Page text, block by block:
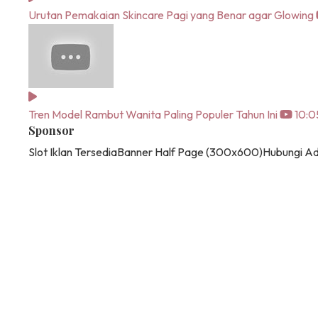
Urutan Pemakaian Skincare Pagi yang Benar agar Glowing
Tren Model Rambut Wanita Paling Populer Tahun Ini
Sponsor
Slot Iklan TersediaBanner Half Page (300x600)Hubungi